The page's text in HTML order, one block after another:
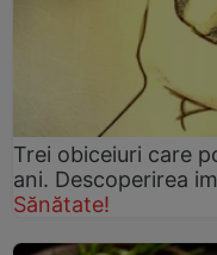
Trei obiceiuri care
ani. Descoperirea
Sănătate!